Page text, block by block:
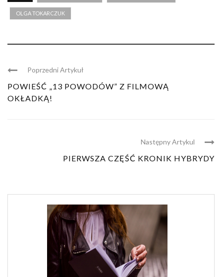
OLGA TOKARCZUK
Poprzedni Artykuł
POWIEŚĆ „13 POWODÓW” Z FILMOWĄ
OKŁADKĄ!
Następny Artykul
PIERWSZA CZĘŚĆ KRONIK HYBRYDY